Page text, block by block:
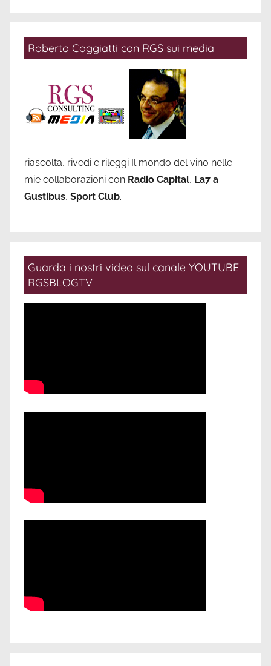
Roberto Coggiatti con RGS sui media
riascolta, rivedi e rileggi Il mondo del vino nelle
mie collaborazioni con Radio Capital, La7 a
Gustibus, Sport Club.
Guarda i nostri video sul canale YOUTUBE
RGSBLOGTV